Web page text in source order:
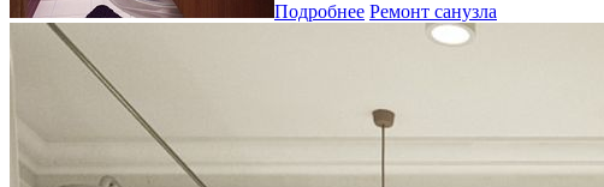
Подробнее Ремонт санузла